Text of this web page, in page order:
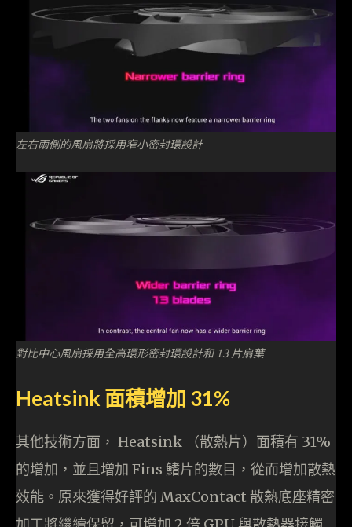
左右兩側的風扇將採用窄小密封環設計
對比中心風扇採用全高環形密封環設計和 13 片扇葉
Heatsink 面積增加 31%
其他技術方面， Heatsink （散熱片）面積有 31%
的增加，並且增加 Fins 鰭片的數目，從而增加散熱
效能。原來獲得好評的 MaxContact 散熱底座精密